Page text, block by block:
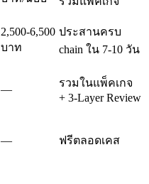
2,500-6,500
บาท
ประสานครบ
chain ใน 7-10 วัน
—
รวมในแพ็คเกจ
+ 3-Layer Review
— ฟรีตลอดเคส